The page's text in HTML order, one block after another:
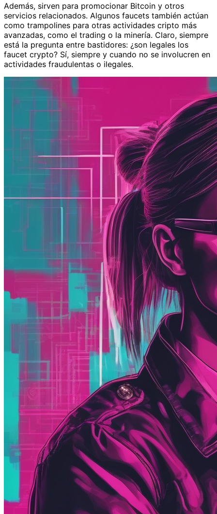
Además, sirven para promocionar Bitcoin y otros
servicios relacionados. Algunos faucets también actúan
como trampolines para otras actividades cripto más
avanzadas, como el trading o la minería. Claro, siempre
está la pregunta entre bastidores: ¿son legales los
faucet crypto? Sí, siempre y cuando no se involucren en
actividades fraudulentas o ilegales.